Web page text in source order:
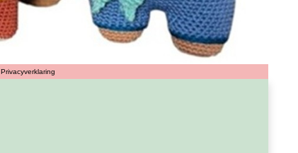
Privacyverklaring